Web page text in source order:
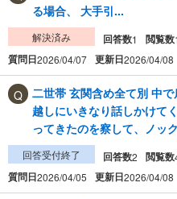
る場合、 大手引...
解決済み 回答数1 閲覧数
質問日2026/04/07 更新日2026/04/08
二世帯 玄関含め全て別 中
越しにいきなり話しかけて
ってきたのを察して、ノッ
回答受付終了 回答数2 閲覧数
質問日2026/04/05 更新日2026/04/08